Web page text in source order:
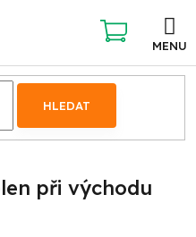
HLEDAT
NÁKUPNÍ
KOŠÍK
při východu